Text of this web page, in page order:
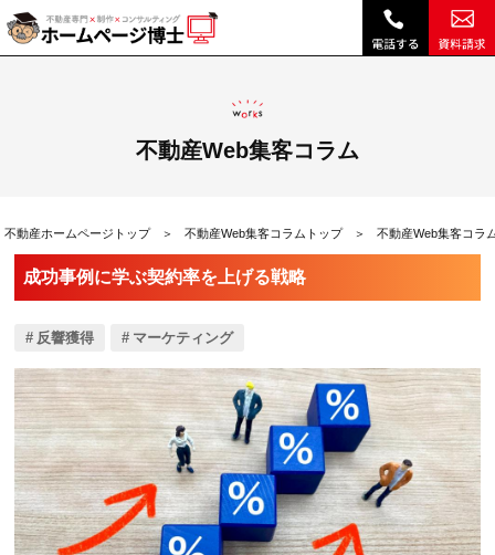
成功事例に学ぶ契約率を上げる戦略|不動産Web集客コラム｜不動産ホームページ制作、不動産SEOは博士ドットコム
不動産Web集客コラム
不動産ホームページトップ 不動産Web集客コラムトップ 不動産Web集客コラ
成功事例に学ぶ契約率を上げる戦略
反響獲得 マーケティング